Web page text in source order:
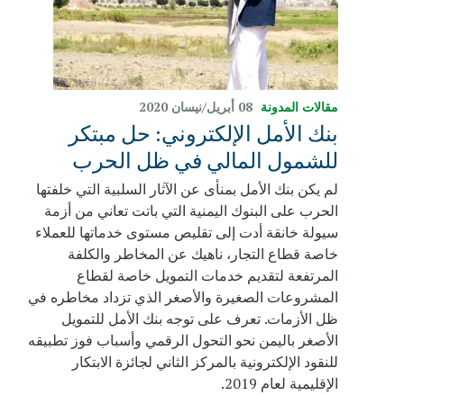
مقالات المدونة 08 أبريل/نيسان 2020
بنك الأمل الإلكتروني: حل مبتكر
للشمول المالي في ظل الحرب
لم يكن بنك الأمل بمنأى عن الآثار السلبية التي خلفتها
الحرب على البنوك اليمنية التي باتت تعاني من أزمة
سيولة خانقة أدت إلى تقليص مستوى خدماتها للعملاء
خاصة قطاع التجار، ناهيك عن المخاطر والكلفة
المرتفعة لتقديم خدمات التمويل خاصة لقطاع
المشروعات الصغيرة والأصغر الذي تزداد مخاطره في
ظل الأزمات. تعرف على توجه بنك الأمل للتمويل
الأصغر باليمن نحو التحول الرقمي وأسباب فوز تطبيقه
للنقود الإلكترونية بالمركز الثاني لجائزة الابتكار
الإقليمية لعام 2019.